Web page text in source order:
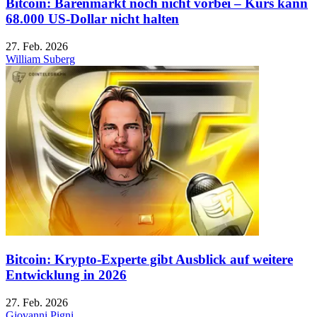
Bitcoin: Bärenmarkt noch nicht vorbei – Kurs kann
68.000 US-Dollar nicht halten
27. Feb. 2026
William Suberg
Bitcoin: Krypto-Experte gibt Ausblick auf weitere
Entwicklung in 2026
27. Feb. 2026